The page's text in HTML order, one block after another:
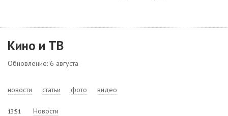
Кино и ТВ
Обновление: 6 августа
новости статьи фото видео
13:51 Новости